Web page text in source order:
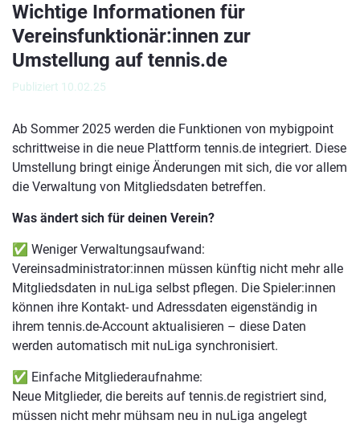
Wichtige Informationen für
Vereinsfunktionär:innen zur
Umstellung auf tennis.de
Publiziert 10.02.25
Ab Sommer 2025 werden die Funktionen von mybigpoint
schrittweise in die neue Plattform tennis.de integriert. Diese
Umstellung bringt einige Änderungen mit sich, die vor allem
die Verwaltung von Mitgliedsdaten betreffen.
Was ändert sich für deinen Verein?
✅ Weniger Verwaltungsaufwand:
Vereinsadministrator:innen müssen künftig nicht mehr alle
Mitgliedsdaten in nuLiga selbst pflegen. Die Spieler:innen
können ihre Kontakt- und Adressdaten eigenständig in
ihrem tennis.de-Account aktualisieren – diese Daten
werden automatisch mit nuLiga synchronisiert.
✅ Einfache Mitgliederaufnahme:
Neue Mitglieder, die bereits auf tennis.de registriert sind,
müssen nicht mehr mühsam neu in nuLiga angelegt